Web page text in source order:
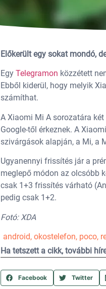
Előkerült egy sokat mondó,
Egy Telegramon közzétett
Ebből kiderül, hogy melyik
számíthat.
A Xiaomi Mi A sorozatára
Google-től érkeznek. A
szivárgások alapján, a Mi, a
Ugyanennyi frissítés jár a
meglepő módon az olcsóbb
csak 1+3 frissítés várható
pedig csak 1+2.
Fotó: XDA
android, okostelefon, poco,
Ha tetszett a cikk, további
Facebook Twitter